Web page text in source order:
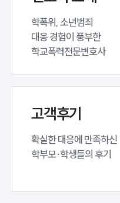
학폭위, 소년범죄
대응 경험이 풍부한
학교폭력전문변호사
고객후기
확실한 대응에 만족하신
학부모·학생들의 후기